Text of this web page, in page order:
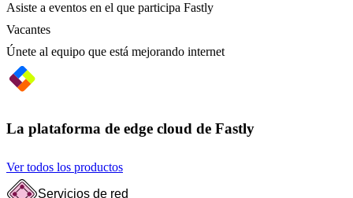
Asiste a eventos en el que participa Fastly
Vacantes
Únete al equipo que está mejorando internet
La plataforma de edge cloud de Fastly
Ver todos los productos
Servicios de red